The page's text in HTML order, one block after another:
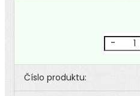
Číslo produktu:
-